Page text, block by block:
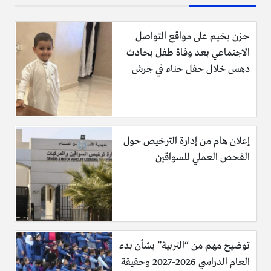
2- ننخل الدقيق وأضيفيه للعجينة مع الملح رويدا رويدا حتى نشكّل
عجينة لاتلتصق .
حزن يخيم على مواقع التواصل
الاجتماعي بعد وفاة طفل بحادث
دهس خلال حفل حناء في جرش
إعلان هام من إدارة الترخيص حول
الفحص العملي للسواقين
توضيح مهم من “التربية” بشأن بدء
العام الدراسي 2026-2027 وحقيقة